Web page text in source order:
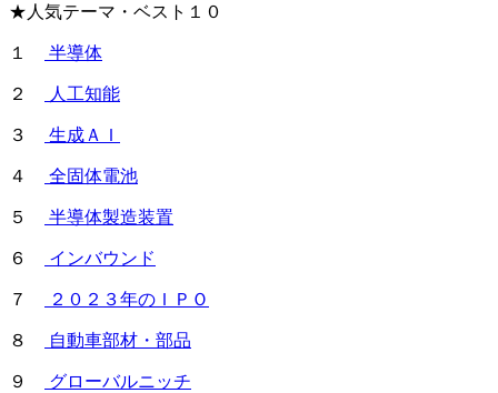
★人気テーマ・ベスト１０
１ 半導体
２ 人工知能
３ 生成ＡＩ
４ 全固体電池
５ 半導体製造装置
６ インバウンド
７ ２０２３年のＩＰＯ
８ 自動車部材・部品
９ グローバルニッチ